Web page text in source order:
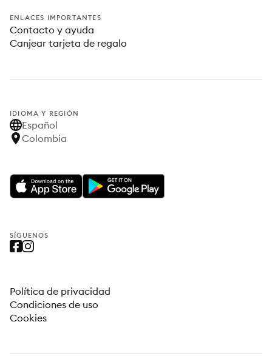
ENLACES IMPORTANTES
Contacto y ayuda
Canjear tarjeta de regalo
IDIOMA Y REGIÓN
Español
Colombia
SÍGUENOS
Política de privacidad
Condiciones de uso
Cookies